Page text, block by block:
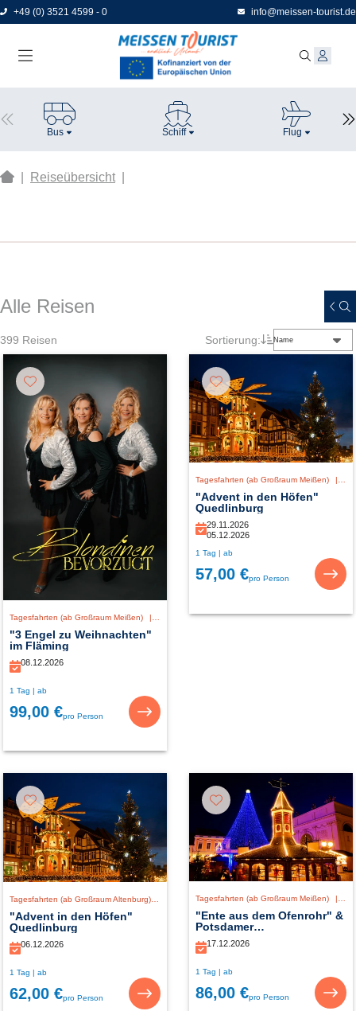
Direkt
zum
+49 (0) 3521 4599 - 0 info@meissen-tourist.de
Bus Schiff Flug
Reiseübersicht
Alle Reisen
399 Reisen Sortierung: Name
Tagesfahrten (ab Großraum Meißen) | Deutschland
"3 Engel zu Weihnachten"
im Fläming
08.12.2026
1 Tag | ab
99,00 €pro Person
Tagesfahrten (ab Großraum Meißen)
"Advent in den Höfen"
Quedlinburg
29.11.2026
05.12.2026
1 Tag | ab
57,00 €pro Person
Deutschland
"Advent in den Höfen"
Quedlinburg
06.12.2026
1 Tag | ab
62,00 €pro Person
Tagesfahrten (ab Großraum Meißen)
"Ente aus dem Ofenrohr" &
Potsdamer
Weihnachtszauber
17.12.2026
1 Tag | ab
86,00 €pro Person